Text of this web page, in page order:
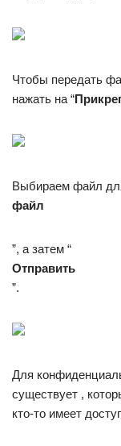
Чтобы передать
нажать на “
Выбираем файл
файл
”, а затем “
Отправить
”.
Для
существует ,
кто-то имеет